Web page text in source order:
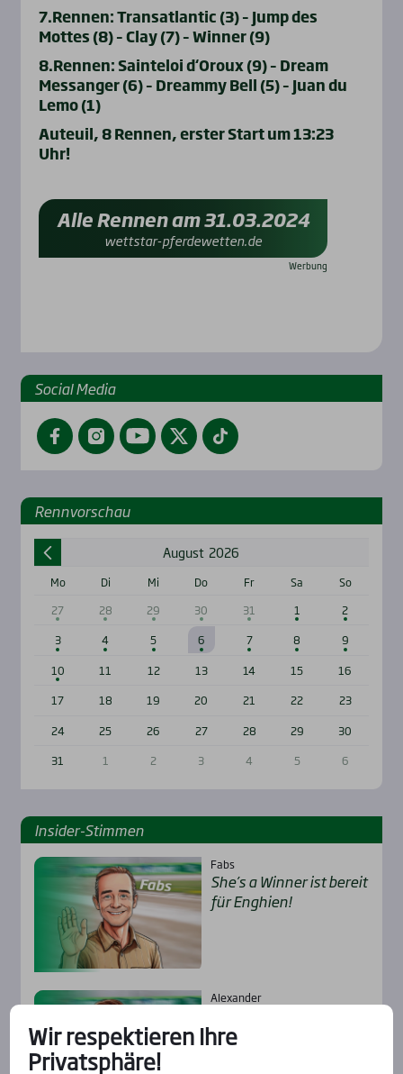
7.Rennen: Transatlantic (3) – Jump des
Mottes (8) – Clay (7) – Winner (9)
8.Rennen: Sainteloi d‘Oroux (9) – Dream
Messanger (6) – Dreammy Bell (5) – Juan du
Lemo (1)
Auteuil, 8 Rennen, erster Start um 13:23
Uhr!
Alle Rennen am 31.03.2024
wettstar-pferdewetten.de
Social Media
FacebookInstagramYouTubeTwitterTikTok
Renn­vor­schau
August 2026
Mo Di Mi Do Fr Sa
So
27
28 29 30 31 1
2
3
4 5 6 7 8
9
10
11 12 13 14 15
16
17
18 19 20 21 22
23
24
25 26 27 28 29
30
31
1 2 3 4 5 6
Insi­der-Stim­men
Fabs
She’s a Win­ner ist bereit
für Eng­hien!
Alexander
hend der Sie­ger!
Wir respektieren Ihre
Privatsphäre!